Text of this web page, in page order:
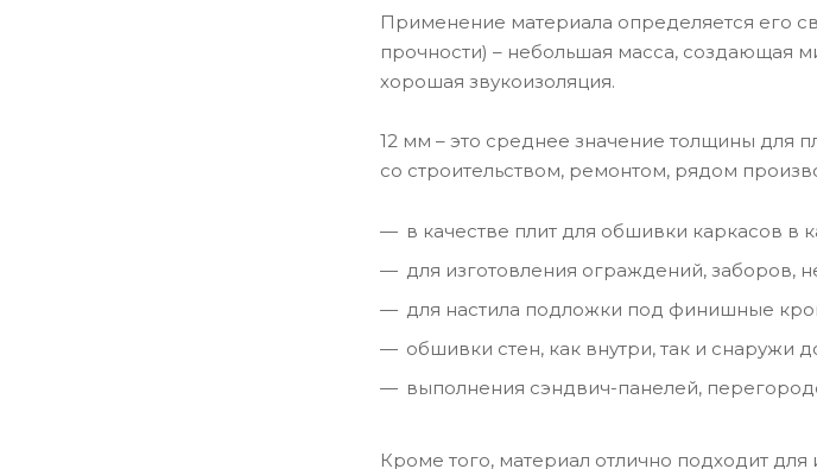
Применение материала определяется его
прочности) – небольшая масса, создающая
хорошая звукоизоляция.
12 мм – это среднее значение толщины для
со строительством, ремонтом, рядом
в качестве плит для обшивки каркасов в
для изготовления ограждений, заборов,
для настила подложки под финишные
обшивки стен, как внутри, так и
выполнения сэндвич-панелей,
Кроме того, материал отлично подходит